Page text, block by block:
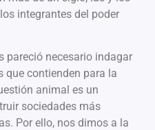
integrantes del poder
pareció necesario indagar
que contienden para la
animal es un
sociedades más
Por ello, nos dimos a la